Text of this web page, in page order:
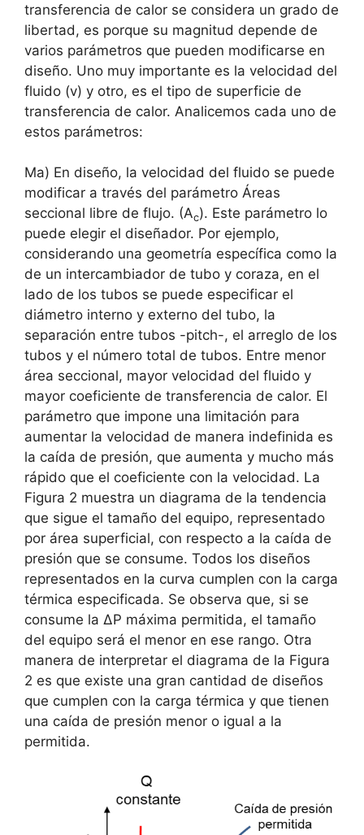
transferencia de calor se considera un grado de
libertad, es porque su magnitud depende de
varios parámetros que pueden modificarse en
diseño. Uno muy importante es la velocidad del
fluido (v) y otro, es el tipo de superficie de
transferencia de calor. Analicemos cada uno de
estos parámetros:
Ma) En diseño, la velocidad del fluido se puede
modificar a través del parámetro Áreas
seccional libre de flujo. (Ac). Este parámetro lo
puede elegir el diseñador. Por ejemplo,
considerando una geometría específica como la
de un intercambiador de tubo y coraza, en el
lado de los tubos se puede especificar el
diámetro interno y externo del tubo, la
separación entre tubos -pitch-, el arreglo de los
tubos y el número total de tubos. Entre menor
área seccional, mayor velocidad del fluido y
mayor coeficiente de transferencia de calor. El
parámetro que impone una limitación para
aumentar la velocidad de manera indefinida es
la caída de presión, que aumenta y mucho más
rápido que el coeficiente con la velocidad. La
Figura 2 muestra un diagrama de la tendencia
que sigue el tamaño del equipo, representado
por área superficial, con respecto a la caída de
presión que se consume. Todos los diseños
representados en la curva cumplen con la carga
térmica especificada. Se observa que, si se
consume la ΔP máxima permitida, el tamaño
del equipo será el menor en ese rango. Otra
manera de interpretar el diagrama de la Figura
2 es que existe una gran cantidad de diseños
que cumplen con la carga térmica y que tienen
una caída de presión menor o igual a la
permitida.